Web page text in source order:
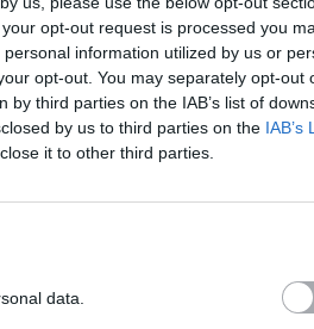
opt-out request is processed you
information utilized by us or
opt-out. You may separately opt-out
third parties on the IAB’s list of
by us to third parties on the IAB’s
it to other third parties.
data.